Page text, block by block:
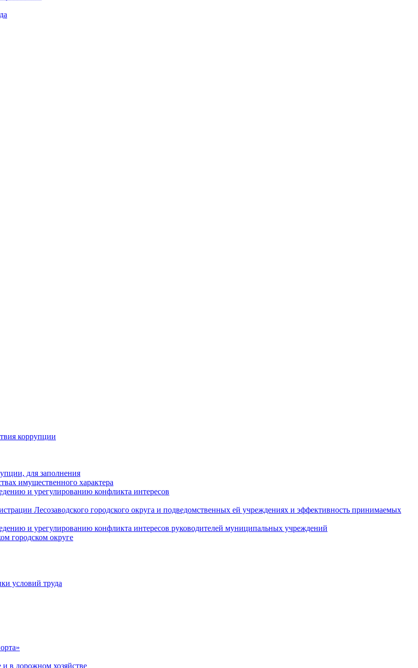
коррупции
для заполнения
имущественного характера
и урегулированию конфликта интересов
Лесозаводского городского округа и подведомственных ей учреждениях и эффективность принимаемых
и урегулированию конфликта интересов руководителей муниципальных учреждений
городском округе
условий труда
в дорожном хозяйстве